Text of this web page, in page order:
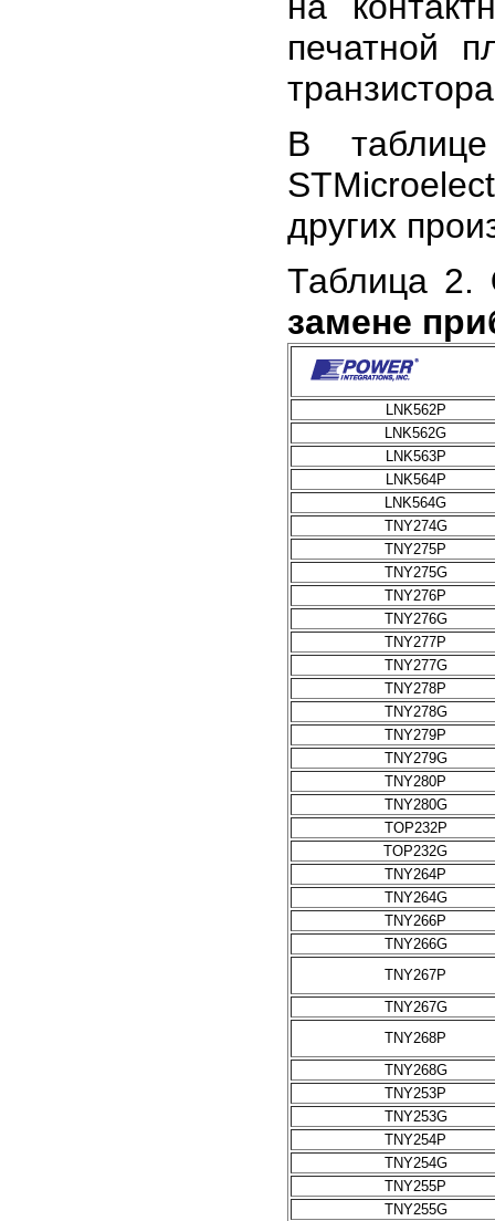
печатной
В
других
Таблица 2.
замене
LNK562P
LNK562G
LNK563P
LNK564P
LNK564G
TNY274G
TNY275P
TNY275G
TNY276P
TNY276G
TNY277P
TNY277G
TNY278P
TNY278G
TNY279P
TNY279G
TNY280P
TNY280G
TOP232P
TOP232G
TNY264P
TNY264G
TNY266P
TNY266G
TNY267P
TNY267G
TNY268P
TNY268G
TNY253P
TNY253G
TNY254P
TNY254G
TNY255P
TNY255G